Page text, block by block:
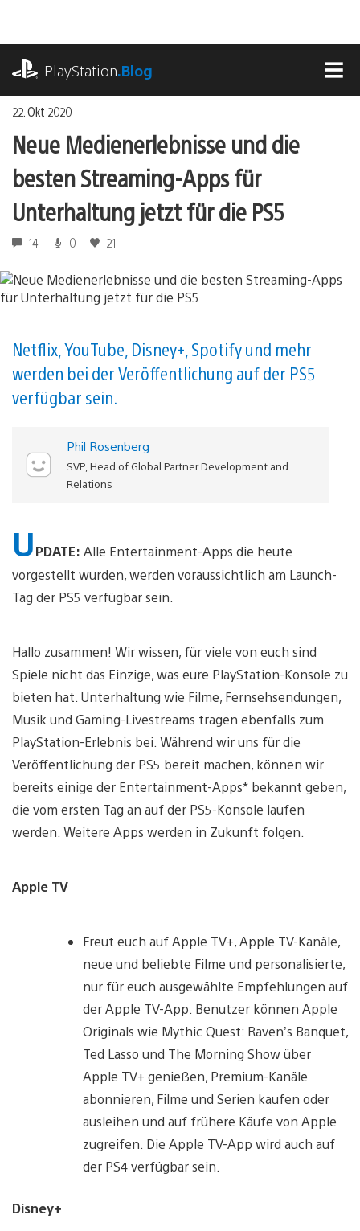
springen
PlayStation.Blog
22. Okt 2020
Neue Medienerlebnisse und die
besten Streaming-Apps für
Unterhaltung jetzt für die PS5
14 0 21
Netflix, YouTube, Disney+, Spotify und mehr
werden bei der Veröffentlichung auf der PS5
verfügbar sein.
Phil Rosenberg
SVP, Head of Global Partner Development and
Relations
UPDATE: Alle Entertainment-Apps die heute
vorgestellt wurden, werden voraussichtlich am Launch-
Tag der PS5 verfügbar sein.
Hallo zusammen! Wir wissen, für viele von euch sind
Spiele nicht das Einzige, was eure PlayStation-Konsole zu
bieten hat. Unterhaltung wie Filme, Fernsehsendungen,
Musik und Gaming-Livestreams tragen ebenfalls zum
PlayStation-Erlebnis bei. Während wir uns für die
Veröffentlichung der PS5 bereit machen, können wir
bereits einige der Entertainment-Apps* bekannt geben,
die vom ersten Tag an auf der PS5-Konsole laufen
werden. Weitere Apps werden in Zukunft folgen.
Apple TV
Freut euch auf Apple TV+, Apple TV-Kanäle,
neue und beliebte Filme und personalisierte,
nur für euch ausgewählte Empfehlungen auf
der Apple TV-App. Benutzer können Apple
Originals wie Mythic Quest: Raven’s Banquet,
Ted Lasso und The Morning Show über
Apple TV+ genießen, Premium-Kanäle
abonnieren, Filme und Serien kaufen oder
ausleihen und auf frühere Käufe von Apple
zugreifen. Die Apple TV-App wird auch auf
der PS4 verfügbar sein.
Disney+